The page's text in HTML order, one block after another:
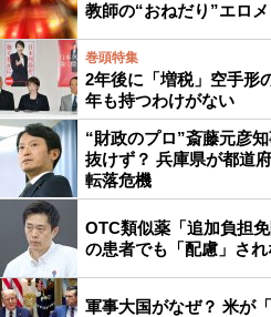
教師の“おねだり”エロ
巻頭特集
2年後に「増税」空手形
年も持つわけがない
“財政のプロ”斎藤元彦
抜けず？ 兵庫県が都道
転落危機
OTC類似薬「追加負担
の患者でも「配慮」され
軍事大国がなぜ？ 米が